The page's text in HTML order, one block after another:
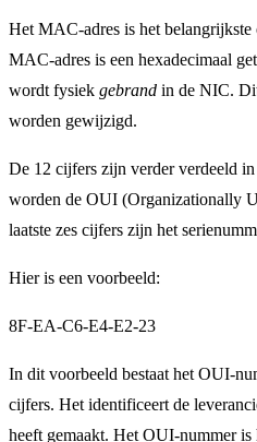
Het MAC-adres is het
MAC-adres is een hexadecimaal
wordt fysiek gebrand in de NIC.
worden gewijzigd.
De 12 cijfers zijn verder verdeeld
worden de OUI (Organizationally
laatste zes cijfers zijn het
Hier is een voorbeeld:
8F-EA-C6-E4-E2-23
In dit voorbeeld bestaat het OUI-
cijfers. Het identificeert de
heeft gemaakt. Het OUI-nummer